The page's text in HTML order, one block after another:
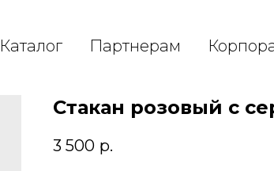
Каталог Партнерам
Стакан розовый с
3 500 р.